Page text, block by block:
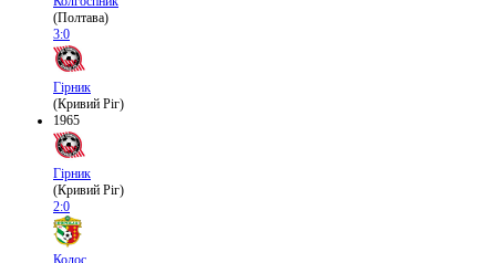
(Полтава)
3:0
Гірник
(Кривий Ріг)
1965
Гірник
(Кривий Ріг)
2:0
Колос